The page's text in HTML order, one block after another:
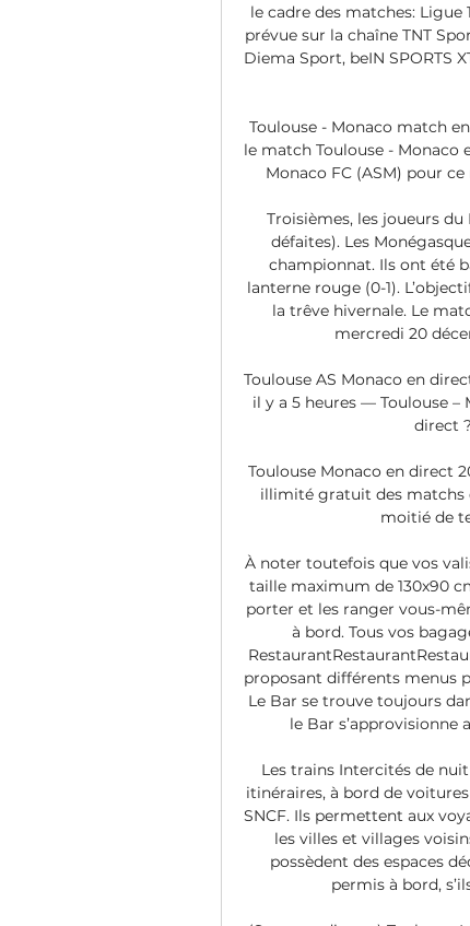
le cadre des matches:
prévue sur la chaîne TNT
Diema Sport, beIN SPORTS
Toulouse - Monaco match
le match Toulouse - Monaco
Monaco FC (ASM) pour
Troisièmes, les joueurs
défaites). Les
championnat. Ils ont été
lanterne rouge (0-1).
la trêve hivernale. Le
mercredi 20
Toulouse AS Monaco en
il y a 5 heures — Toulouse
direct
Toulouse Monaco en direct
illimité gratuit des matchs
moitié de
À noter toutefois que vos
taille maximum de 130x90
porter et les ranger vous-
à bord. Tous vos
proposant différents menus
Le Bar se trouve toujours
le Bar s’approvisionne
Les trains Intercités de
itinéraires, à bord de
SNCF. Ils permettent aux
les villes et villages
possèdent des espaces
permis à bord,